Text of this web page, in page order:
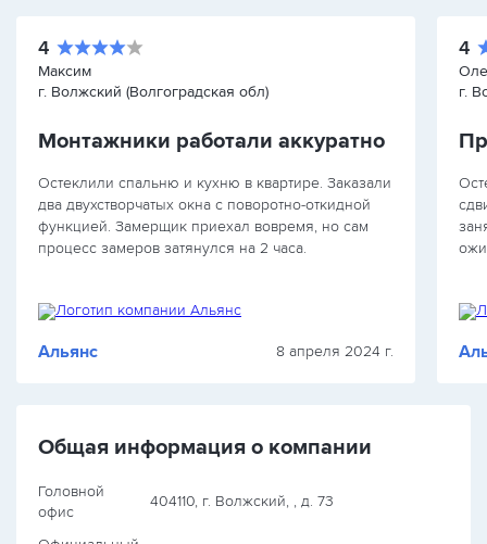
4
Максим
г. Волжский (Волгоградская обл)
Монтажники работали аккуратно
Остеклили спальню и кухню в квартире. Заказали
два двухстворчатых окна с поворотно-откидной
функцией. Замерщик приехал вовремя, но сам
процесс замеров затянулся на 2 часа.
Альянс 8 апреля 2024 г.
4
г.
Общая информация о компании
Головной
офис
404110, г. Волжский, , д. 73